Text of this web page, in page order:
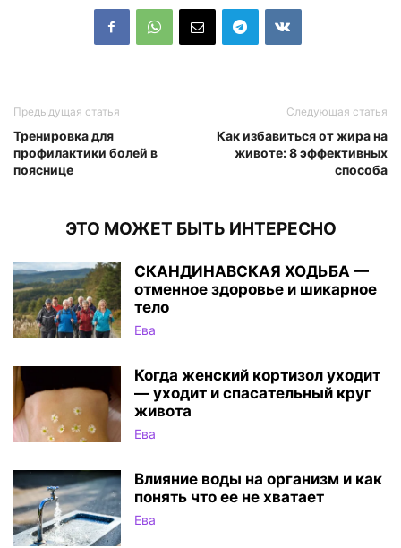
Предыдущая статья
Тренировка для
профилактики болей в
пояснице
Следующая статья
Как избавиться от жира на
животе: 8 эффективных
способа
ЭТО МОЖЕТ БЫТЬ ИНТЕРЕСНО
СКАНДИНАВСКАЯ ХОДЬБА —
отменное здоровье и шикарное
тело
Ева
Когда женский кортизол уходит
— уходит и спасательный круг
живота
Ева
Влияние воды на организм и как
понять что ее не хватает
Ева